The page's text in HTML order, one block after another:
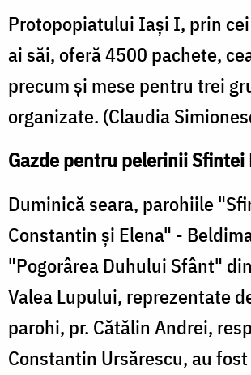
Protopopiatului Iaşi I, prin
ai săi, oferă 4500 pachete,
precum şi mese pentru trei
organizate. (Claudia
Gazde pentru pelerinii Sfintei
Duminică seara, parohiile
Constantin şi Elena" -
"Pogorârea Duhului Sfânt"
Valea Lupului, reprezentate
parohi, pr. Cătălin Andrei,
Constantin Ursărescu, au